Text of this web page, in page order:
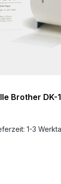
Brother DK-
1-3